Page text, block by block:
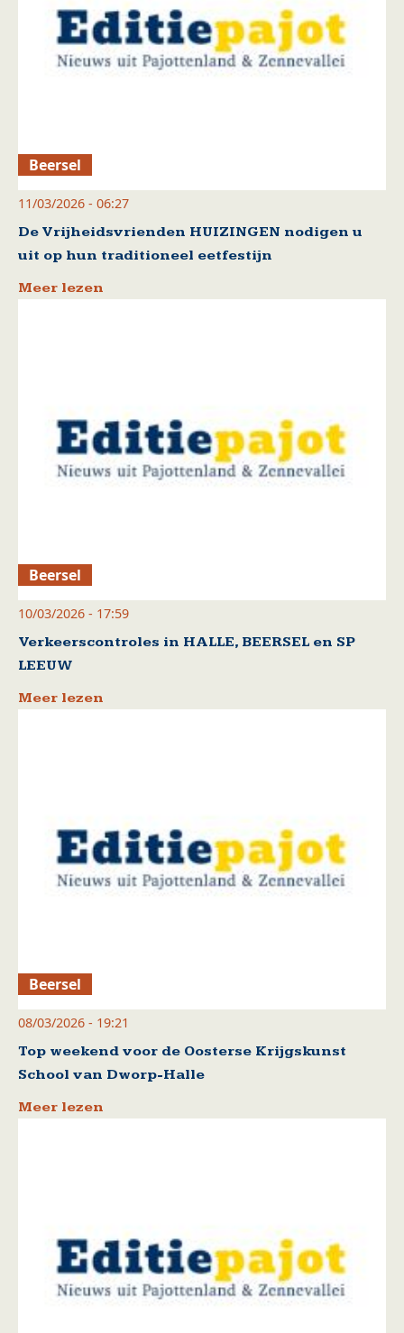
Beersel
11/03/2026 - 06:27
De Vrijheidsvrienden HUIZINGEN nodigen u
uit op hun traditioneel eetfestijn
Meer lezen
Beersel
10/03/2026 - 17:59
Verkeerscontroles in HALLE, BEERSEL en SP
LEEUW
Meer lezen
Beersel
08/03/2026 - 19:21
Top weekend voor de Oosterse Krijgskunst
School van Dworp-Halle
Meer lezen